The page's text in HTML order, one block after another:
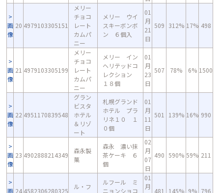
画
像
20 4979103305151
メリー
チョコ
レート
カムパ
ニー
メリー ウイ
スキーボンボ
ン ６個入
01
月
21
日
509 312% 17% 498
画
像
21 4979103305199
メリー
チョコ
レート
カムパ
ニー
メリー イン
ヘリテッドコ
レクション
１８個
01
月
23
日
507 78% 6% 1500
画
像
22 4951170839548
グラン
ビスタ
ホテル
＆リゾ
ート
札幌グランド
ホテル プラ
リネ１０ １
０個
01
月
11
日
501 139% 16% 990
画
像
23 4902888214349
森永製
菓
森永 濃い抹
茶ケーキ ６
個
02
月
07
日
490 590% 59% 211
画 24 4582306280325
ル・フ
ルフール ミ
ニョンショコ
01
月
481 145% 9% 796